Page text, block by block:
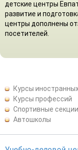
детские центры
развитие и
центры дополнены
посетителей.
Курсы
Курсы профессий
Спортивные секции
Автошколы